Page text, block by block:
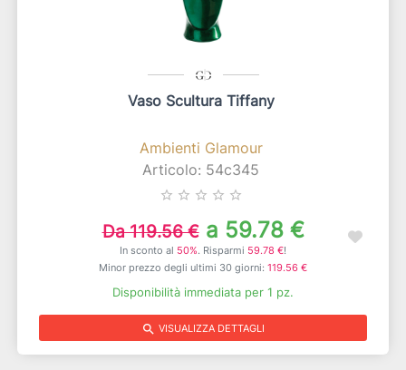
Vaso Scultura Tiffany
Ambienti Glamour
Articolo: 54c345
star_border star_border star_border star_border star_border
Da 119.56 €a 59.78 €
In sconto al 50%. Risparmi 59.78 €!
Minor prezzo degli ultimi 30 giorni: 119.56 €
Disponibilità immediata per 1 pz.
search VISUALIZZA DETTAGLI